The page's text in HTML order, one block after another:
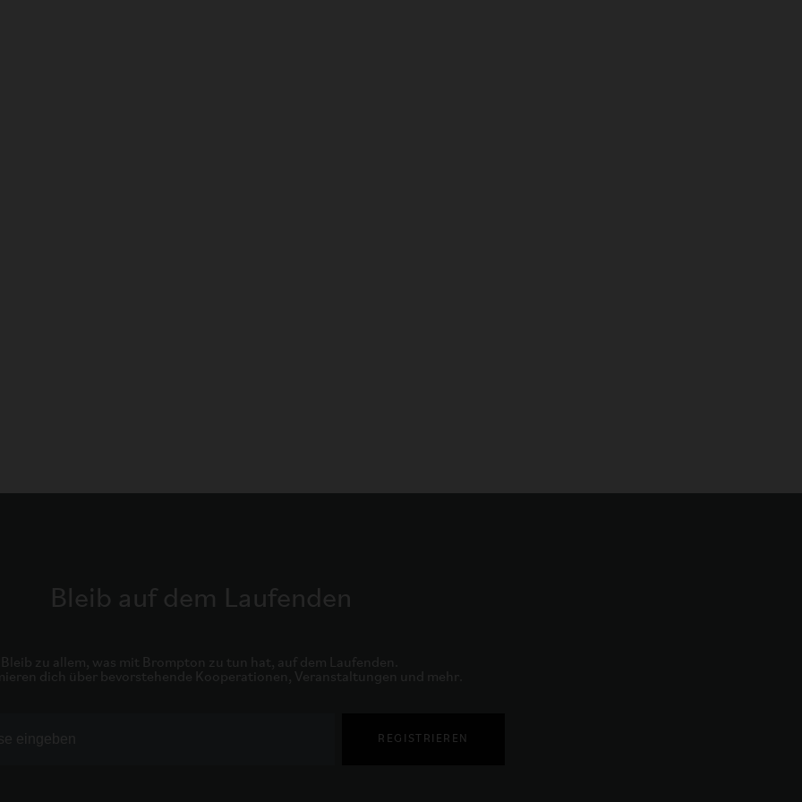
Bleib auf dem Laufenden
Bleib zu allem, was mit Brompton zu tun hat, auf dem Laufenden.
dich über bevorstehende Kooperationen, Veranstaltungen und mehr.
REGISTRIEREN